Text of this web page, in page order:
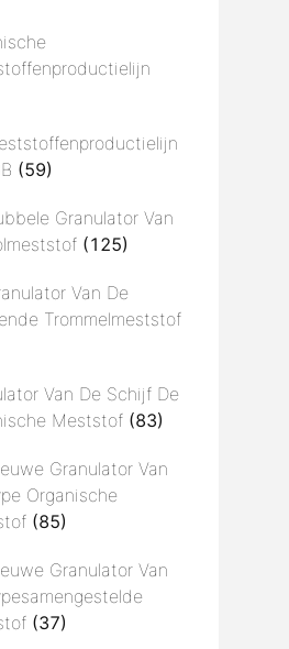
(59)
Granulator Van
(125)
Van De
Trommelmeststof
Van De Schijf De
Meststof (83)
Granulator Van
Organische
(85)
Granulator Van
(37)